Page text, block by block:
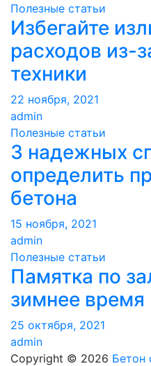
Полезные статьи
Избегайте
расходов из-
техники
22 ноября, 2021
admin
Полезные статьи
3 надежных
определить
бетона
15 ноября, 2021
admin
Полезные статьи
Памятка по
зимнее время
25 октября, 2021
admin
Copyright © 2026 Бетон